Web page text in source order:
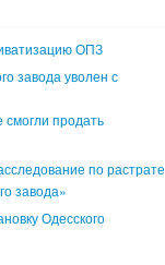
ОПЗ
завода уволен с
продать
по растрате
завода»
Одесского